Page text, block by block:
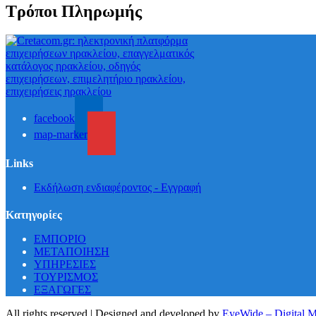
Τρόποι Πληρωμής
facebook
map-marker
Links
Εκδήλωση ενδιαφέροντος - Εγγραφή
Κατηγορίες
ΕΜΠΟΡΙΟ
ΜΕΤΑΠΟΙΗΣΗ
ΥΠΗΡΕΣΙΕΣ
ΤΟΥΡΙΣΜΟΣ
ΕΞΑΓΩΓΕΣ
All rights reserved | Designed and developed by EyeWide – Digital